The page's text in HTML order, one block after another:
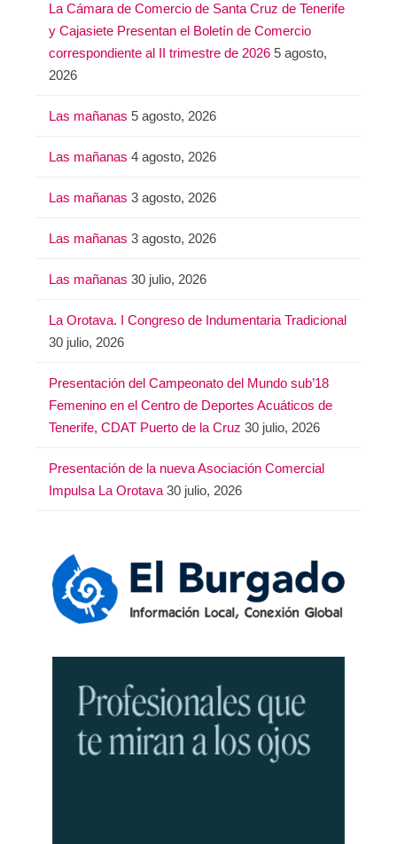
La Cámara de Comercio de Santa Cruz de Tenerife
y Cajasiete Presentan el Boletín de Comercio
correspondiente al II trimestre de 2026 5 agosto,
2026
Las mañanas 5 agosto, 2026
Las mañanas 4 agosto, 2026
Las mañanas 3 agosto, 2026
Las mañanas 3 agosto, 2026
Las mañanas 30 julio, 2026
La Orotava. I Congreso de Indumentaria Tradicional
30 julio, 2026
Presentación del Campeonato del Mundo sub’18
Femenino en el Centro de Deportes Acuáticos de
Tenerife, CDAT Puerto de la Cruz 30 julio, 2026
Presentación de la nueva Asociación Comercial
Impulsa La Orotava 30 julio, 2026